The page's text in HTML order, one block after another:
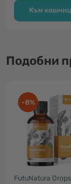
Към
Подобни
-8%
FutuNatura Drops